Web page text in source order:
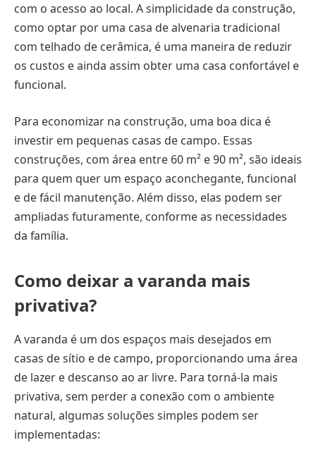
com o acesso ao local. A simplicidade da construção,
como optar por uma casa de alvenaria tradicional
com telhado de cerâmica, é uma maneira de reduzir
os custos e ainda assim obter uma casa confortável e
funcional.
Para economizar na construção, uma boa dica é
investir em pequenas casas de campo. Essas
construções, com área entre 60 m² e 90 m², são ideais
para quem quer um espaço aconchegante, funcional
e de fácil manutenção. Além disso, elas podem ser
ampliadas futuramente, conforme as necessidades
da família.
Como deixar a varanda mais
privativa?
A varanda é um dos espaços mais desejados em
casas de sítio e de campo, proporcionando uma área
de lazer e descanso ao ar livre. Para torná-la mais
privativa, sem perder a conexão com o ambiente
natural, algumas soluções simples podem ser
implementadas: